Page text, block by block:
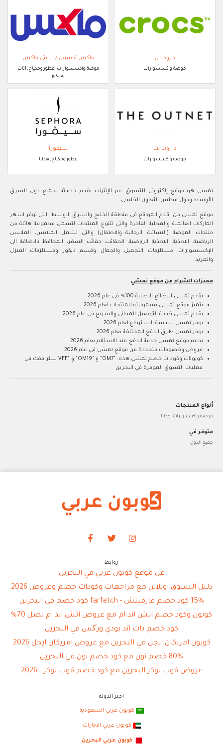
كروكس
موضة واكسسوارات
ماكس فاشون / سيتي ماكس
موضة واكسسوارات, عطور ومكياج, أثاث
وديكور
ذا اوت نت
موضة واكسسوارات
سيفورا
عطور ومكياج, هدايا
نمشي هو موقع إلكتروني للتسوق عبر الإنترنت يقدم خدماته لجميع دول الشرق
الأوسط ودول مجلس التعاون الخليجي.
موقع نمشي من اقدم المواقع في منطقة الخليج والشرق الاوسط التي توفر اشهر
الماركات العالمية والمحلية الفاخرة والتي تتنوع المنتجات لتشمل مجموعة هائلة من
منتجات الموضة (النسائية, الرجالية والاطفال) والتي تشمل الملابس، الملابس
الرياضية، الاحذية، الاحذية الرياضية، الحقائب، حقائب السفر، المحافظ بالاضافة الى
الإكسسوارات, مستلزمات التجميل والجمال وقسم ديكور ومستلزمات المنزل
والمزيد
مميزات الشراء من موقع نمشي
يقدم نمشي البضائع الاصلية 100% في عام 2026.
يتميز موقع نمشي بشموليته للمنتجات لعام 2026.
يقدم نمشي خدمة التوصيل المجاني والسريع في عام 2026
يوفر نمشي سياسة الاسترجاع لعام 2026.
يوفر نمشي طرق الدفع المختلفة بعام 2026
يدعم موقع نمشي خدمة الدفع عند الاستلام بعام 2026
عروض وخصومات متجددة من موقع نمشي في عام 2026
كوبونات وكودات خصم نمشي هذه: "OM7" و "OM19" و "VFF سترافقك في
عمليات التسوق الموفرة في البحرين
أنواع المنتجات
موضة واكسسوارات, هدايا
متوفر في
جميع الدول
روابط
عن موقع كوبون عربي في البحرين
دليل التسوق اونلاين مع مراجعات وكودات خصم وعروض 2026
15% كود خصم فارفيتش - farfetch كود خصم في البحرين
كوبون وكود خصم اتش اند ام مع عروض اتش اند ام تصل 70%
كود خصم باث اند بودي ورکس في البحرين
كوبون امريكان ايجل في البحرين مع عروض امريكان ايجل 2026
80% خصم نون مع كود خصم نون في البحرين
عروض فوت لوكر البحرين مع كود خصم فوت لوكر - 2026
اختر الدولة
كوبون عربي السعودية
كوبون عربي الامارات
كوبون عربي البحرين